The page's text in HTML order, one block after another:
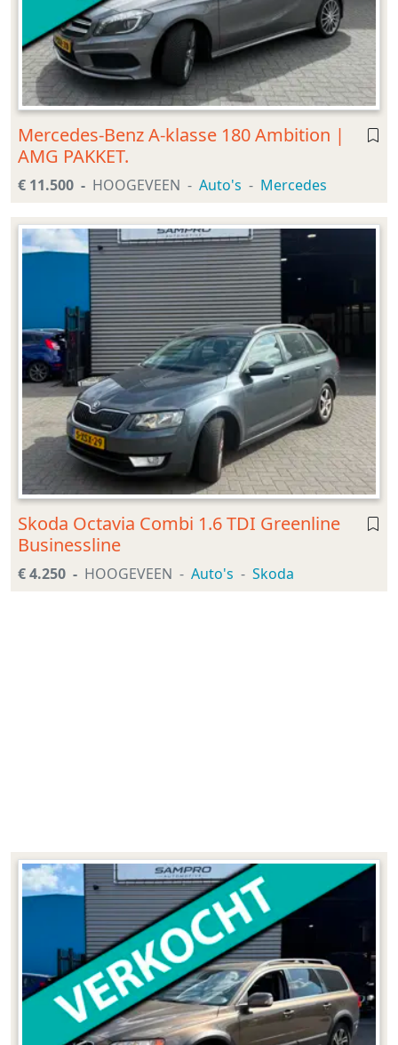
Mercedes-Benz A-klasse 180 Ambition |
AMG PAKKET.
€ 11.500 HOOGEVEEN Auto's Mercedes
Skoda Octavia Combi 1.6 TDI Greenline
Businessline
€ 4.250 HOOGEVEEN Auto's Skoda